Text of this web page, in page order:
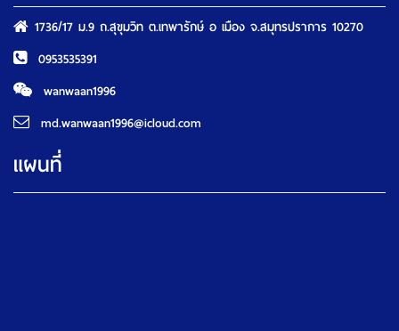
1736/17 ม.9 ถ.สุขุมวิท ต.เทพารักษ์ อ เมือง จ.สมุทรปราการ 10270
0953535391
wanwaan1996
md.wanwaan1996@icloud.com
แผนที่